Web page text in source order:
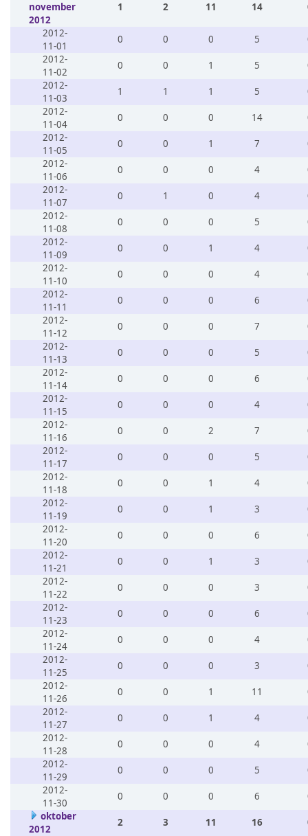
november
2012
1 2 11 14
2012-
11-01
0 0 0 5
2012-
11-02
0 0 1 5
2012-
11-03
1 1 1 5
2012-
11-04
0 0 0 14
2012-
11-05
0 0 1 7
2012-
11-06
0 0 0 4
2012-
11-07
0 1 0 4
2012-
11-08
0 0 0 5
2012-
11-09
0 0 1 4
2012-
11-10
0 0 0 4
2012-
11-11
0 0 0 6
2012-
11-12
0 0 0 7
2012-
11-13
0 0 0 5
2012-
11-14
0 0 0 6
2012-
11-15
0 0 0 4
2012-
11-16
0 0 2 7
2012-
11-17
0 0 0 5
2012-
11-18
0 0 1 4
2012-
11-19
0 0 1 3
2012-
11-20
0 0 0 6
2012-
11-21
0 0 1 3
2012-
11-22
0 0 0 3
2012-
11-23
0 0 0 6
2012-
11-24
0 0 0 4
2012-
11-25
0 0 0 3
2012-
11-26
0 0 1 11
2012-
11-27
0 0 1 4
2012-
11-28
0 0 0 4
2012-
11-29
0 0 0 5
2012-
11-30
0 0 0 6
oktober
2012
2 3 11 16